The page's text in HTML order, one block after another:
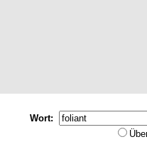
Wort: